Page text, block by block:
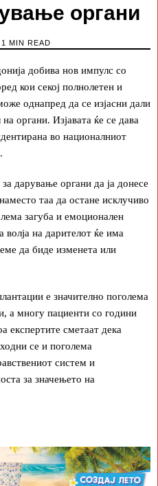
органи
1 MIN READ
добива нов импулс со
кои секој полнолетен и
однапред да се изјасни дали
органи. Изјавата ќе се дава
во националниот
дарување органи да ја донесе
таа да остане исклучиво
загуба и емоционален
волја на дарителот ќе има
да биде изменета или
е значително поголема
а многу пациенти со години
експертите сметаат дека
се и поголема
систем и
за значењето на